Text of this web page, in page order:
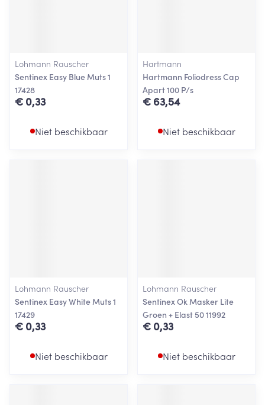
Lohmann Rauscher
Sentinex Easy Blue Muts 1
17428
€ 0,33
Niet beschikbaar
Hartmann
Hartmann Foliodress Cap
Apart 100 P/s
€ 63,54
Niet beschikbaar
Lohmann Rauscher
Sentinex Easy White Muts 1
17429
€ 0,33
Niet beschikbaar
Lohmann Rauscher
Sentinex Ok Masker Lite
Groen + Elast 50 11992
€ 0,33
Niet beschikbaar